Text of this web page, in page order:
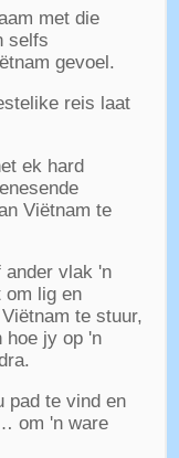
met die
selfs
gevoel.
reis laat
ek hard
Viëtnam te
ander vlak 'n
om lig en
te stuur,
hoe jy op 'n
pad te vind en
om 'n ware